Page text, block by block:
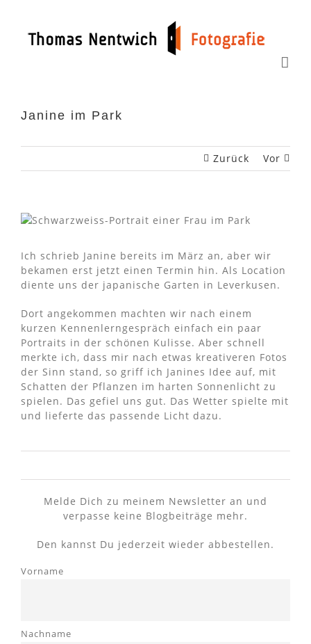
springen
Janine im Park
Zurück Vor
Ich schrieb Janine bereits im März an, aber wir
bekamen erst jetzt einen Termin hin. Als Location
diente uns der japanische Garten in Leverkusen.
Dort angekommen machten wir nach einem
kurzen Kennenlerngespräch einfach ein paar
Portraits in der schönen Kulisse. Aber schnell
merkte ich, dass mir nach etwas kreativeren Fotos
der Sinn stand, so griff ich Janines Idee auf, mit
Schatten der Pflanzen im harten Sonnenlicht zu
spielen. Das gefiel uns gut. Das Wetter spielte mit
und lieferte das passende Licht dazu.
Melde Dich zu meinem Newsletter an und
verpasse keine Blogbeiträge mehr.
Den kannst Du jederzeit wieder abbestellen.
Vorname
Nachname